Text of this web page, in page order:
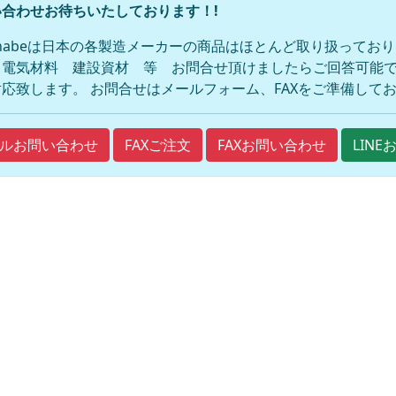
わせお待ちいたしております！!
は日本の各製造メーカーの商品はほとんど取り扱ってお
気材料 建設資材 等 お問合せ頂けましたらご回答可能で
致します。 お問合せはメールフォーム、FAXをご準備して
お問い合わせ FAXご注文 FAXお問い合わせ LINE